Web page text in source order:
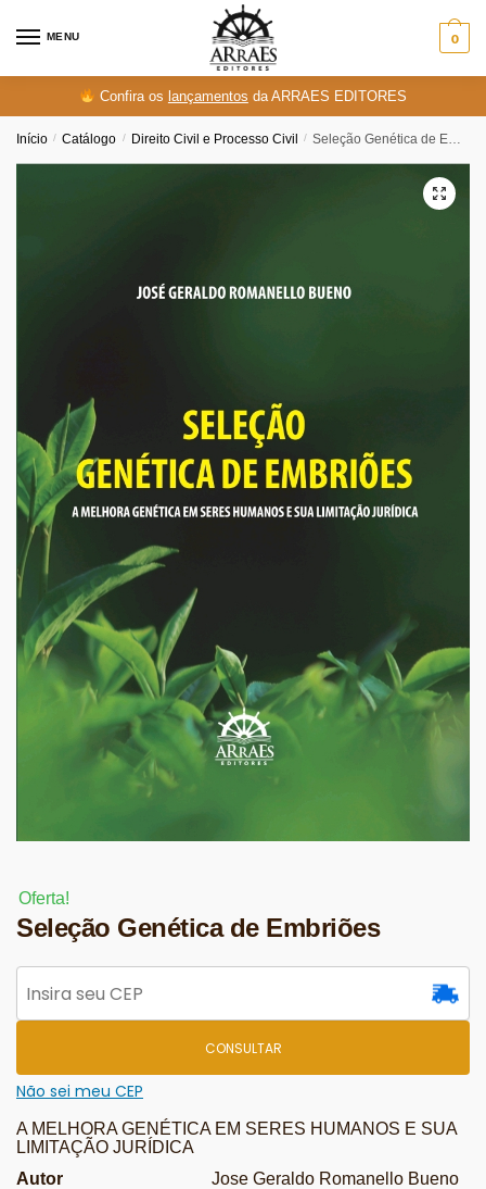
MENU 0
Confira os lançamentos da ARRAES EDITORES
Início / Catálogo / Direito Civil e Processo Civil / Seleção Genética de Embriões
Oferta!
Seleção Genética de Embriões
CONSULTAR
Não sei meu CEP
A MELHORA GENÉTICA EM SERES HUMANOS E SUA
LIMITAÇÃO JURÍDICA
Autor
Jose Geraldo Romanello Bueno